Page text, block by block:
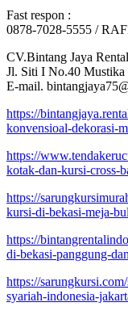
Fast respon :
0878-7028-5555 /
CV.Bintang Jaya
Jl. Siti I No.40 Mustika
E-mail.
https://
konvensioal-dekorasi-
https://
kotak-dan-kursi-cross-
https://
kursi-di-bekasi-meja-
https://
di-bekasi-panggung-
https://
syariah-indonesia-